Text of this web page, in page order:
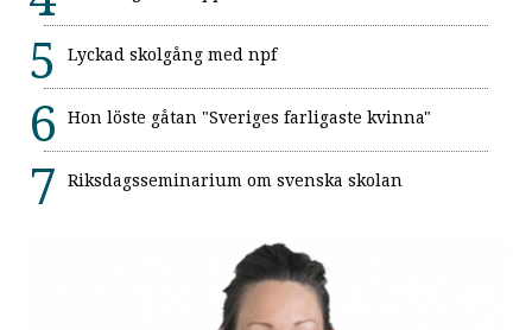
Lyckad skolgång med npf
Hon löste gåtan "Sveriges farligaste kvinna"
Riksdagsseminarium om svenska skolan